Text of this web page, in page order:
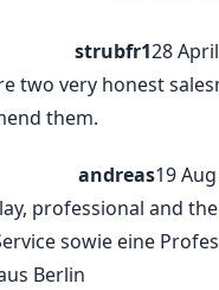
strubfr128
two very honest
them.
andreas19
professional and
sowie eine
Berlin